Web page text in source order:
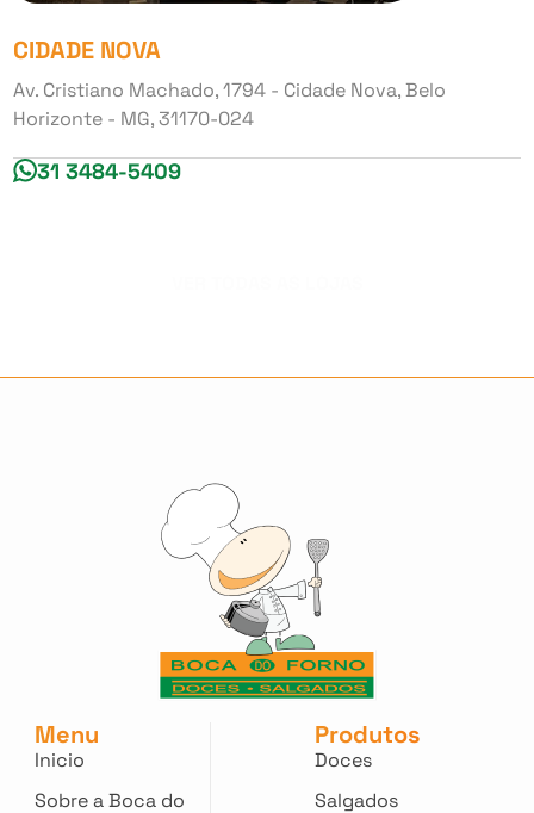
CIDADE NOVA
Av. Cristiano Machado, 1794 - Cidade Nova, Belo
Horizonte - MG, 31170-024
31 3484-5409
Menu
Inicio
Sobre a Boca do
Produtos
Doces
Salgados